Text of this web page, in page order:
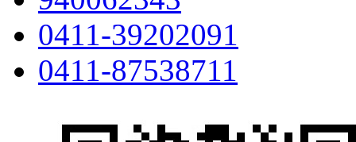
0411-39202091
0411-87538711